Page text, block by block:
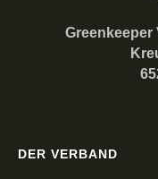
Greenkeeper
DER VERBAND